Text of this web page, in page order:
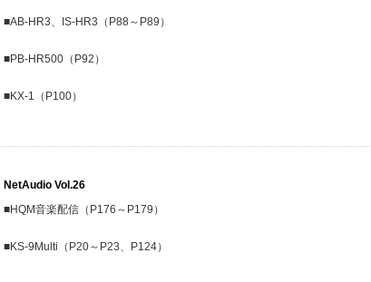
■AB-HR3、IS-HR3（P88～P89）
■PB-HR500（P92）
■KX-1（P100）
NetAudio Vol.26
■HQM音楽配信（P176～P179）
■KS-9Multi（P20～P23、P124）